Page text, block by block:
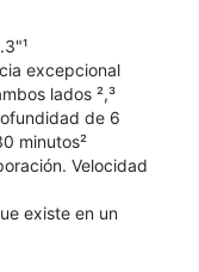
excepcional
lados ²,³
de 6
minutos²
Velocidad
existe en un